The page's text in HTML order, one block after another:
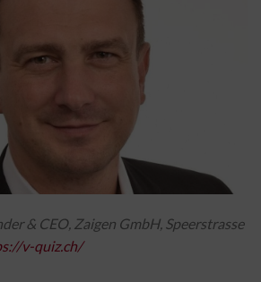
& CEO, Zaigen GmbH, Speerstrasse
v-quiz.ch/